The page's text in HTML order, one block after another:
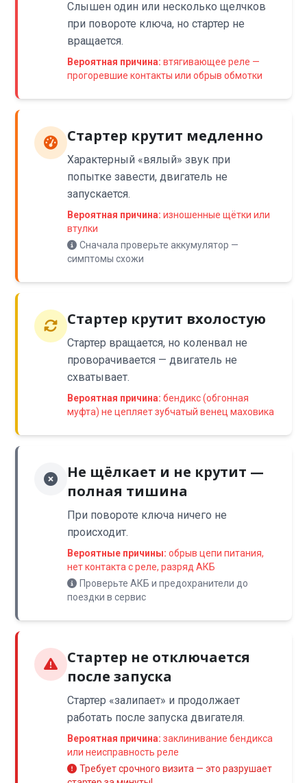
Слышен один или несколько щелчков
при повороте ключа, но стартер не
вращается.
Вероятная причина: втягивающее реле —
прогоревшие контакты или обрыв обмотки
Стартер крутит медленно
Характерный «вялый» звук при
попытке завести, двигатель не
запускается.
Вероятная причина: изношенные щётки или
втулки
Сначала проверьте аккумулятор —
симптомы схожи
Стартер крутит вхолостую
Стартер вращается, но коленвал не
проворачивается — двигатель не
схватывает.
Вероятная причина: бендикс (обгонная
муфта) не цепляет зубчатый венец маховика
Не щёлкает и не крутит —
полная тишина
При повороте ключа ничего не
происходит.
Вероятные причины: обрыв цепи питания,
нет контакта с реле, разряд АКБ
Проверьте АКБ и предохранители до
поездки в сервис
Стартер не отключается
после запуска
Стартер «залипает» и продолжает
работать после запуска двигателя.
Вероятная причина: заклинивание бендикса
или неисправность реле
Требует срочного визита — это разрушает